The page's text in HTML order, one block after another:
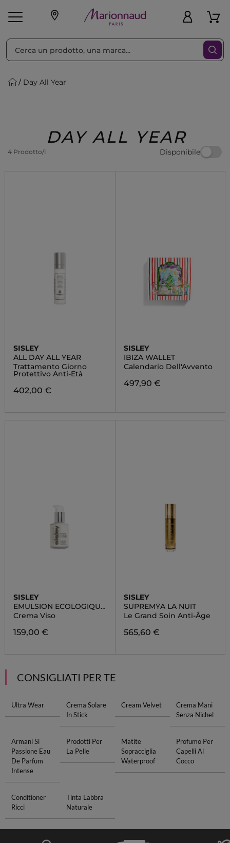
Make-up
Regalo
Day All Year
DAY ALL YEAR
4 Prodotto/i Disponibile
Ordina per Filtra
SISLEY
ALL DAY ALL YEAR
Trattamento Giorno
Protettivo Anti-Età
402,00 €
SISLEY
IBIZA WALLET
Calendario Dell'Avvento
497,90 €
SISLEY
EMULSION ECOLOGIQUE
FORMULE AVANCÉE
Crema Viso
159,00 €
SISLEY
SUPREMŸA LA NUIT
Le Grand Soin Anti-Âge
565,60 €
CONSIGLIATI PER TE
Ultra Wear
Crema Solare
In Stick
Cream Velvet
Crema Mani
Senza Nichel
Armani Sì
Passione Eau
De Parfum
Intense
Prodotti Per
La Pelle
Matite
Sopracciglia
Waterproof
Profumo Per
Capelli Al
Cocco
Conditioner
Ricci
Tinta Labbra
Naturale